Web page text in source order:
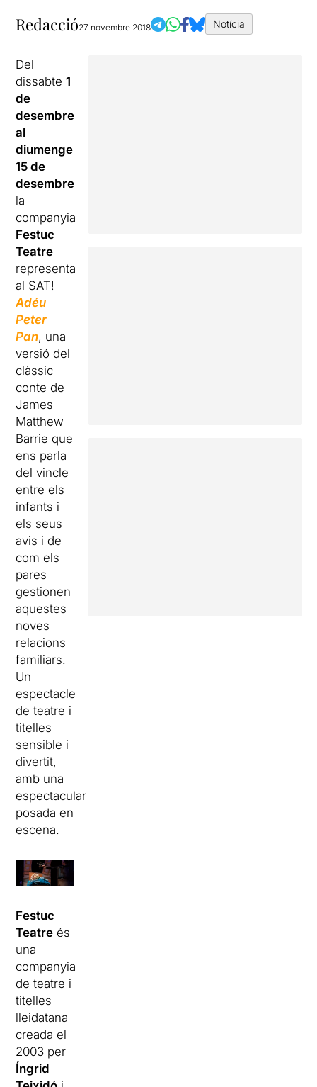
Redacció27 novembre 2018 Notícia
Del
dissabte1
de
desembre
al
diumenge
15 de
desembre
la
companyia
Festuc
Teatre
representa
al SAT!
Adéu
Peter
Pan, una
versió del
clàssic
conte de
James
Matthew
Barrie que
ens parla
del vincle
entre els
infants i
els seus
avis i de
com els
pares
gestionen
aquestes
noves
relacions
familiars.
Un
espectacle
de teatre i
titelles
sensible i
divertit,
amb una
espectacular
posada en
escena.
Festuc
Teatre és
una
companyia
de teatre i
titelles
lleidatana
creada el
2003 per
Íngrid